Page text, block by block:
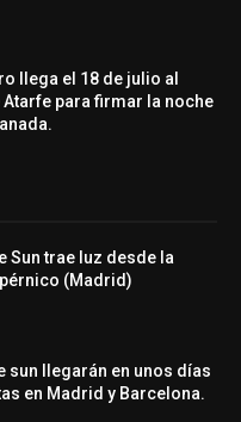
llega el 18 de julio al
Atarfe para firmar la noche
Sun trae luz desde la
(Madrid)
sun llegarán en unos días
en Madrid y Barcelona.